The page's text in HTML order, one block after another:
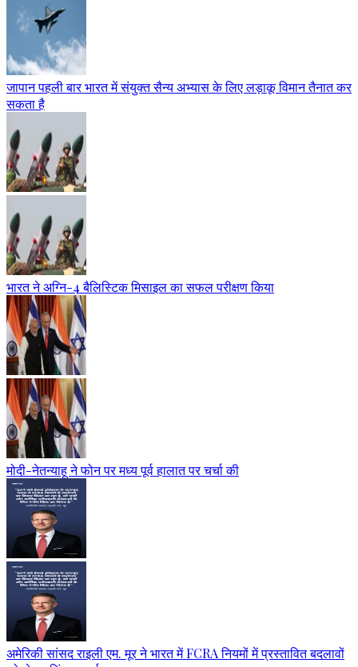
जापान पहली बार भारत में संयुक्त सैन्य अभ्यास के लिए लड़ाकू विमान तैनात कर
सकता है
भारत ने अग्नि-4 बैलिस्टिक मिसाइल का सफल परीक्षण किया
मोदी-नेतन्याहू ने फोन पर मध्य पूर्व हालात पर चर्चा की
अमेरिकी सांसद राइली एम. मूर ने भारत में FCRA नियमों में प्रस्तावित बदलावों